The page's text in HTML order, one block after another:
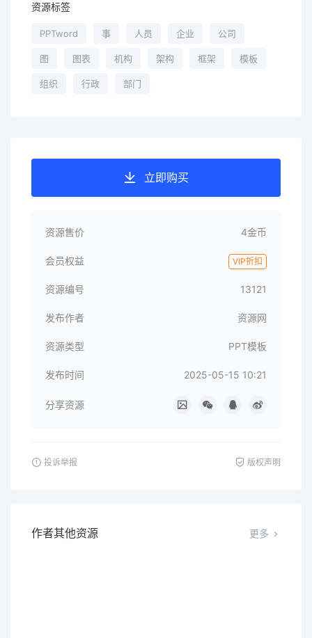
资源标签
PPTword 事 人员 企业 公司
图 图表 机构 架构 框架 模板
组织 行政 部门
立即购买
资源售价 4金币
会员权益 VIP折扣
资源编号 13121
发布作者 资源网
资源类型 PPT模板
发布时间 2025-05-15 10:21
分享资源
投诉举报 版权声明
作者其他资源 更多